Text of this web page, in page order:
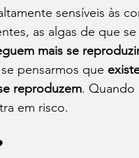
sensíveis às
as algas de que
mais se
pensarmos que
reproduzem. Quando
em risco.